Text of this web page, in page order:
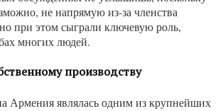
не напрямую из-за членства
при этом сыграли ключевую роль,
многих людей.
производству
Армения являлась одним из крупнейших